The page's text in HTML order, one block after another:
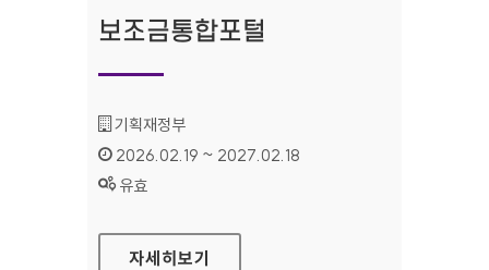
보조금통합포털
기관명 :
기획재정부
인증기간 :
2026.02.19 ~ 2027.02.18
상태 :
유효
보조금통합포털
자세히보기